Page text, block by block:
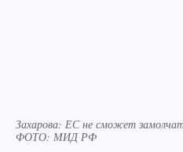
Захарова: ЕС не сможет
ФОТО: МИД РФ